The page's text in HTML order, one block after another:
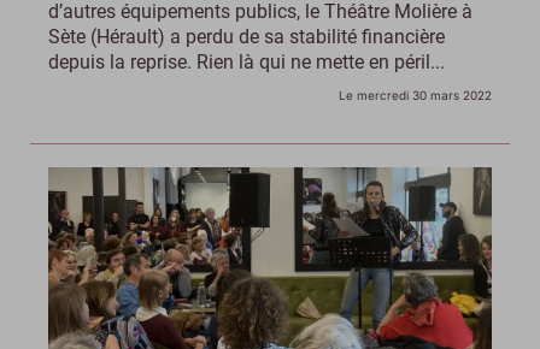
d’autres équipements publics, le Théâtre Molière à
Sète (Hérault) a perdu de sa stabilité financière
depuis la reprise. Rien là qui ne mette en péril...
Le mercredi 30 mars 2022